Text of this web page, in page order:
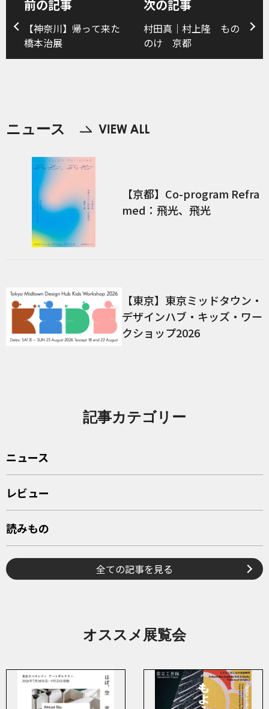
前の記事
【神奈川】帰って来た
橋本治展
次の記事
村田真｜村上隆 もの
のけ 京都
ニュース
【京都】Co-program Refra
med：飛光、飛光
【東京】東京ミッドタウン・
デザインハブ・キッズ・ワー
クショップ2026
記事カテゴリー
ニュース
レビュー
読みもの
全ての記事を見る
オススメ展覧会